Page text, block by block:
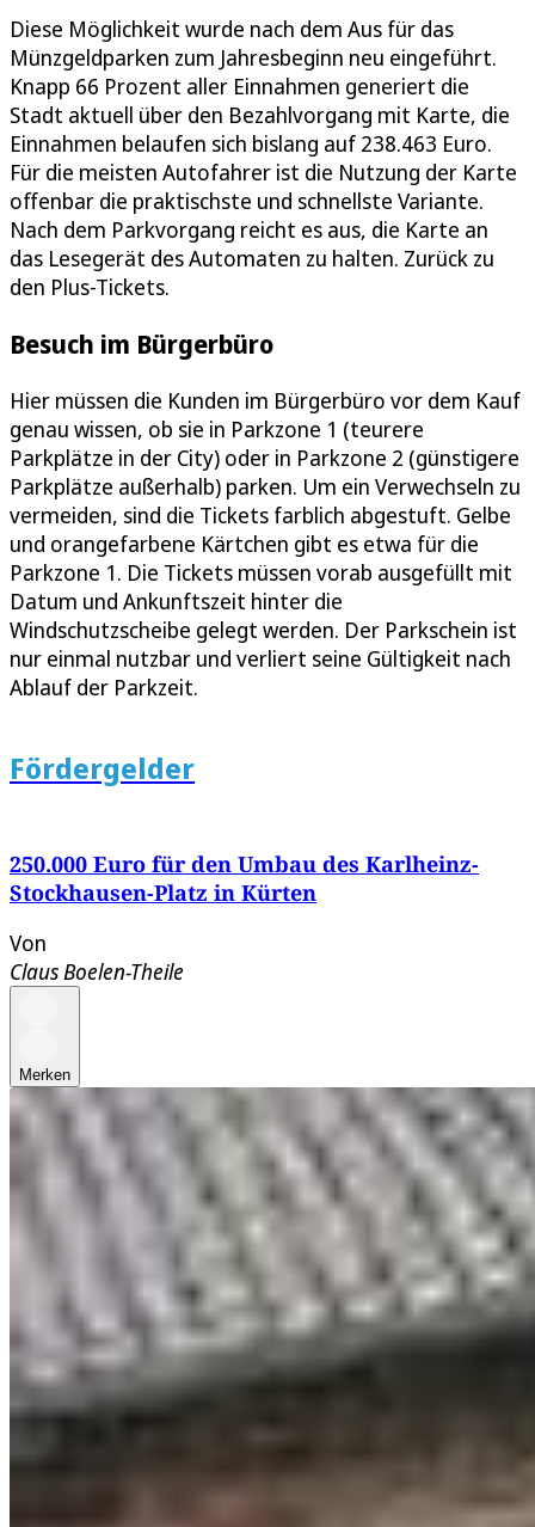
Diese Möglichkeit wurde nach dem Aus für das
Münzgeldparken zum Jahresbeginn neu eingeführt.
Knapp 66 Prozent aller Einnahmen generiert die
Stadt aktuell über den Bezahlvorgang mit Karte, die
Einnahmen belaufen sich bislang auf 238.463 Euro.
Für die meisten Autofahrer ist die Nutzung der Karte
offenbar die praktischste und schnellste Variante.
Nach dem Parkvorgang reicht es aus, die Karte an
das Lesegerät des Automaten zu halten. Zurück zu
den Plus-Tickets.
Besuch im Bürgerbüro
Hier müssen die Kunden im Bürgerbüro vor dem Kauf
genau wissen, ob sie in Parkzone 1 (teurere
Parkplätze in der City) oder in Parkzone 2 (günstigere
Parkplätze außerhalb) parken. Um ein Verwechseln zu
vermeiden, sind die Tickets farblich abgestuft. Gelbe
und orangefarbene Kärtchen gibt es etwa für die
Parkzone 1. Die Tickets müssen vorab ausgefüllt mit
Datum und Ankunftszeit hinter die
Windschutzscheibe gelegt werden. Der Parkschein ist
nur einmal nutzbar und verliert seine Gültigkeit nach
Ablauf der Parkzeit.
Fördergelder
250.000 Euro für den Umbau des Karlheinz-
Stockhausen-Platz in Kürten
Von
Claus Boelen-Theile
Merken